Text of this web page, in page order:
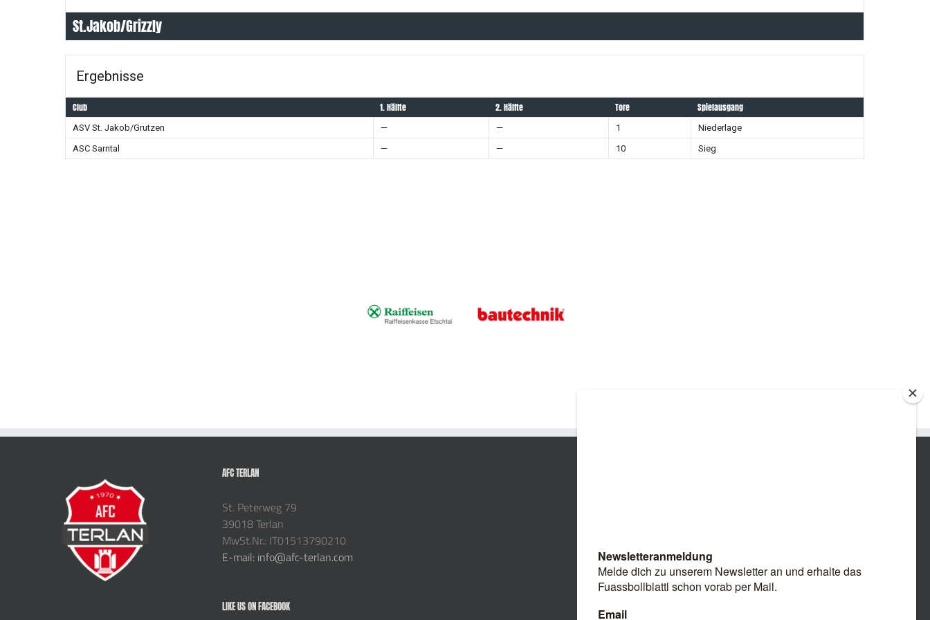
St.Jakob/Grizzly
Ergebnisse
Club 1. Hälfte 2. Hälfte Tore Spielausgang
ASV St. Jakob/Grutzen — — 1
Niederlage
ASC Sarntal
— — 10 Sieg
AFC TERLAN
St. Peterweg 79
39018 Terlan
MwSt.Nr.: IT01513790210
E-mail: info@afc-terlan.com
LIKE US ON FACEBOOK